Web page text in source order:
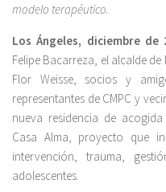
modelo terapéutico.
Los Ángeles, diciembre de
Felipe Bacarreza, el alcalde
Flor Weisse, socios y
representantes de CMPC y
nueva residencia de
Casa Alma, proyecto que
intervención, trauma,
adolescentes.